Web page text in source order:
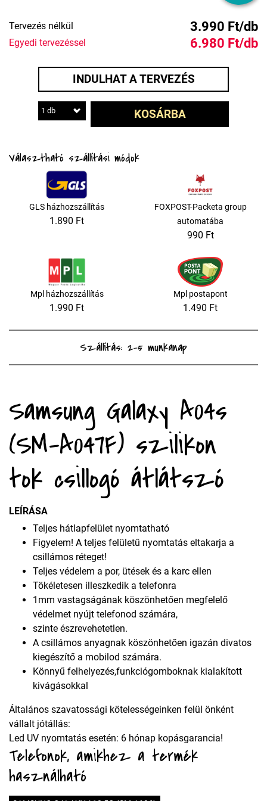
Tervezés nélkül 3.990 Ft/db
Egyedi tervezéssel 6.980 Ft/db
INDULHAT A TERVEZÉS
1 db KOSÁRBA
Választható szállítási módok
GLS házhozszállítás
1.890 Ft
FOXPOST-Packeta group
automatába
990 Ft
Mpl házhozszállítás
1.990 Ft
Mpl postapont
1.490 Ft
Szállítás: 2-5 munkanap
Samsung Galaxy A04s
(SM-A047F) szilikon
tok csillogó átlátszó
LEÍRÁSA
Teljes hátlapfelület nyomtatható
Figyelem! A teljes felületű nyomtatás eltakarja a
csillámos réteget!
Teljes védelem a por, ütések és a karc ellen
Tökéletesen illeszkedik a telefonra
1mm vastagságának köszönhetően megfelelő
védelmet nyújt telefonod számára,
szinte észrevehetetlen.
A csillámos anyagnak köszönhetően igazán divatos
kiegészítő a mobilod számára.
Könnyű felhelyezés,funkciógomboknak kialakított
kivágásokkal
Általános szavatossági kötelességeinken felül önként
vállalt jótállás:
Led UV nyomtatás esetén: 6 hónap kopásgarancia!
Telefonok, amikhez a termék
használható